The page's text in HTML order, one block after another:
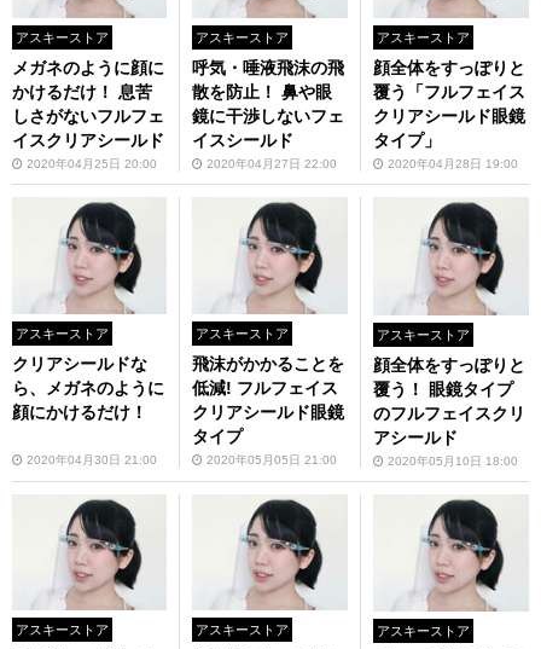
アスキーストア
メガネのように顔に
かけるだけ！ 息苦
しさがないフルフェ
イスクリアシールド
2020年04月25日 20:00
アスキーストア
呼気・唾液飛沫の飛
散を防止！ 鼻や眼
鏡に干渉しないフェ
イスシールド
2020年04月27日 22:00
アスキーストア
顔全体をすっぽりと
覆う「フルフェイス
クリアシールド眼鏡
タイプ」
2020年04月28日 19:00
アスキーストア
クリアシールドな
ら、メガネのように
顔にかけるだけ！
2020年04月30日 21:00
アスキーストア
飛沫がかかることを
低減! フルフェイス
クリアシールド眼鏡
タイプ
2020年05月05日 21:00
アスキーストア
顔全体をすっぽりと
覆う！ 眼鏡タイプ
のフルフェイスクリ
アシールド
2020年05月10日 18:00
アスキーストア アスキーストア アスキーストア